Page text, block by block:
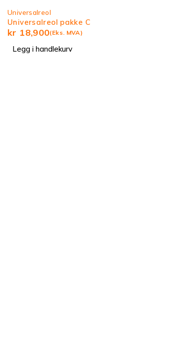
Universalreol
Universalreol pakke C
kr 18,900(Eks. MVA)
Legg i handlekurv